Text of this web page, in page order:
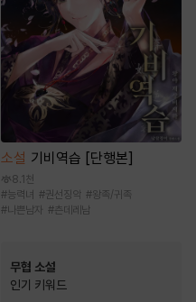
소설 기비역습 [단행본]
8.1천
#능력녀 #권선징악 #왕족/귀족
#나쁜남자 #츤데레남
무협 소설
인기 키워드